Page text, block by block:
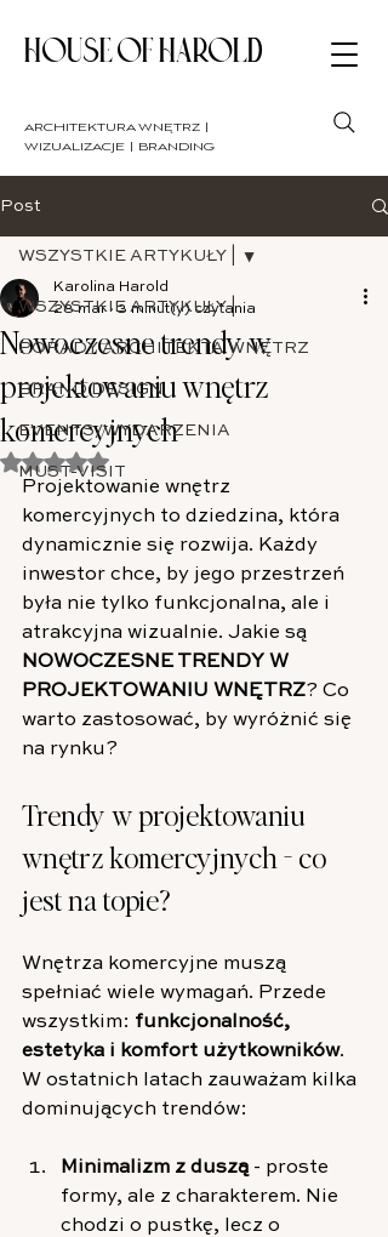
architektura wnętrz |
wizualizacje | branding
HOUSE OF HAROLD
Post
WSZYSTKIE ARTYKUŁY |
PORADY ARCHITEKTA WNĘTRZ
BRAND DESIGN
EVENTS/WYDARZENIA
MUST-VISIT
WSZYSTKIE ARTYKUŁY |
Nowoczesne trendy w
projektowaniu wnętrz
komercyjnych
Karolina Harold
28 mar
3 minut(y) czytania
Oceniono na NaN z 5 gwiazdek.
Projektowanie wnętrz
komercyjnych to dziedzina, która
dynamicznie się rozwija. Każdy
inwestor chce, by jego przestrzeń
była nie tylko funkcjonalna, ale i
atrakcyjna wizualnie. Jakie są
NOWOCZESNE TRENDY W
PROJEKTOWANIU WNĘTRZ? Co
warto zastosować, by wyróżnić się
na rynku?
Trendy w projektowaniu
wnętrz komercyjnych - co
jest na topie?
Wnętrza komercyjne muszą
spełniać wiele wymagań. Przede
wszystkim: funkcjonalność,
estetyka i komfort użytkowników.
W ostatnich latach zauważam kilka
dominujących trendów:
Minimalizm z duszą - proste
formy, ale z charakterem. Nie
chodzi o pustkę, lecz o